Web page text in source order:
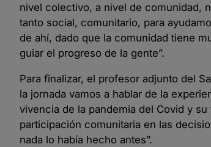
nivel colectivo, a nivel de comunidad,
tanto social, comunitario, para
de ahí, dado que la comunidad tiene
guiar el progreso de la gente”.
Para finalizar, el profesor adjunto del
la jornada vamos a hablar de la
vivencia de la pandemia del Covid y
participación comunitaria en las
nada lo había hecho antes”.